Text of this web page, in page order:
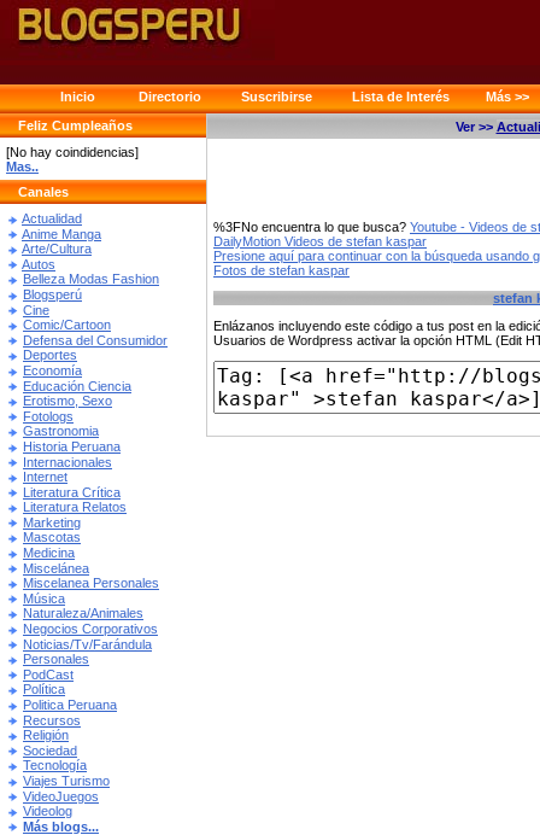
Inicio Directorio Suscribirse Lista de Interés
Más >>
Feliz Cumpleaños
[No hay coindidencias]
Mas..
Canales
Actualidad
Anime Manga
Arte/Cultura
Autos
Belleza Modas Fashion
Blogsperú
Cine
Comic/Cartoon
Defensa del Consumidor
Deportes
Economía
Educación Ciencia
Erotismo, Sexo
Fotologs
Gastronomia
Historia Peruana
Internacionales
Internet
Literatura Crítica
Literatura Relatos
Marketing
Mascotas
Medicina
Miscelánea
Miscelanea Personales
Música
Naturaleza/Animales
Negocios Corporativos
Noticias/Tv/Farándula
Personales
PodCast
Política
Politica Peruana
Recursos
Religión
Sociedad
Tecnología
Viajes Turismo
VideoJuegos
Videolog
Más blogs...
Ver >>
%3FNo encuentra lo que busca? Youtube - Videos de
DailyMotion Videos de stefan kaspar
Presione aquí para continuar con la búsqueda usando
Fotos de stefan kaspar
stefan
Enlázanos incluyendo este código a tus post en la
Usuarios de Wordpress activar la opción HTML (Edit